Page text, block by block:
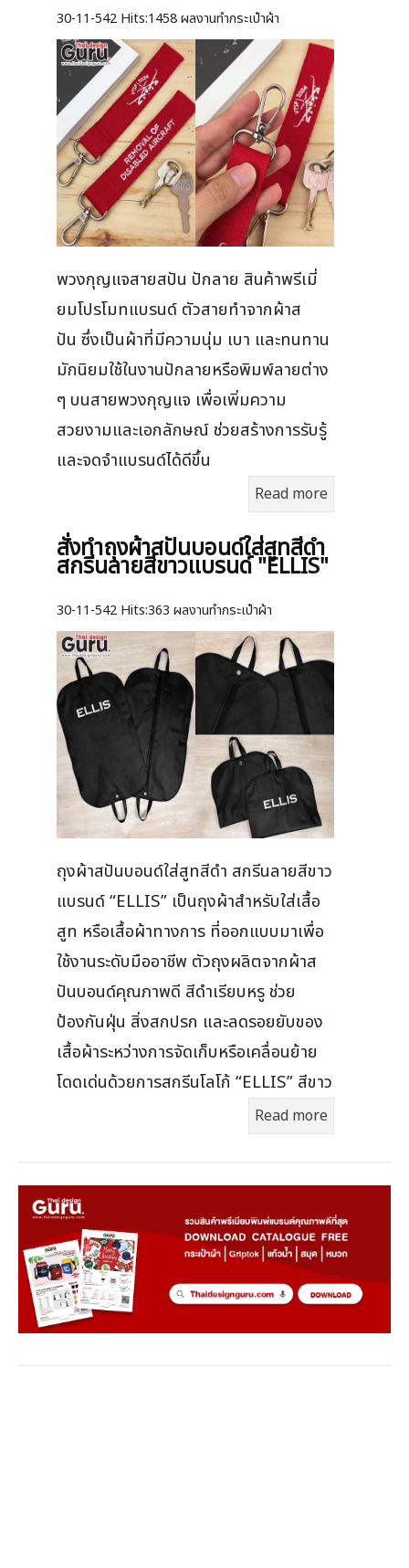
30-11-542 Hits:1458 ผลงานทำกระเป๋าผ้า
พวงกุญแจสายสปัน ปักลาย สินค้าพรีเมี่
ยมโปรโมทแบรนด์ ตัวสายทำจากผ้าส
ปัน ซึ่งเป็นผ้าที่มีความนุ่ม เบา และทนทาน
มักนิยมใช้ในงานปักลายหรือพิมพ์ลายต่าง
ๆ บนสายพวงกุญแจ เพื่อเพิ่มความ
สวยงามและเอกลักษณ์ ช่วยสร้างการรับรู้
และจดจำแบรนด์ได้ดีขึ้น
Read more
สั่งทำถุงผ้าสปันบอนด์ใส่สูทสีดำ
สกรีนลายสีขาวแบรนด์ "ELLIS"
30-11-542 Hits:363 ผลงานทำกระเป๋าผ้า
ถุงผ้าสปันบอนด์ใส่สูทสีดำ สกรีนลายสีขาว
แบรนด์ “ELLIS” เป็นถุงผ้าสำหรับใส่เสื้อ
สูท หรือเสื้อผ้าทางการ ที่ออกแบบมาเพื่อ
ใช้งานระดับมืออาชีพ ตัวถุงผลิตจากผ้าส
ปันบอนด์คุณภาพดี สีดำเรียบหรู ช่วย
ป้องกันฝุ่น สิ่งสกปรก และลดรอยยับของ
เสื้อผ้าระหว่างการจัดเก็บหรือเคลื่อนย้าย
โดดเด่นด้วยการสกรีนโลโก้ “ELLIS” สีขาว
Read more